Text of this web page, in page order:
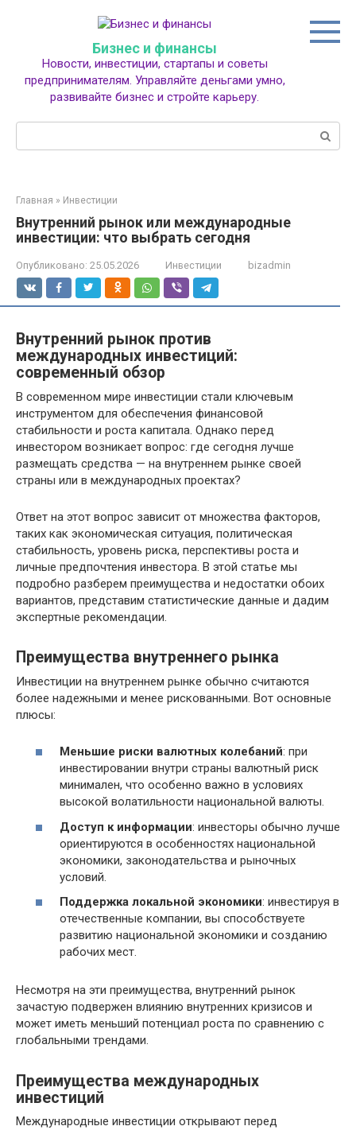
Бизнес и финансы
Новости, инвестиции, стартапы и советы
предпринимателям. Управляйте деньгами умно,
развивайте бизнес и стройте карьеру.
Главная » Инвестиции
Внутренний рынок или международные
инвестиции: что выбрать сегодня
Опубликовано: 25.05.2026 Инвестиции bizadmin
Внутренний рынок против
международных инвестиций:
современный обзор
В современном мире инвестиции стали ключевым
инструментом для обеспечения финансовой
стабильности и роста капитала. Однако перед
инвестором возникает вопрос: где сегодня лучше
размещать средства — на внутреннем рынке своей
страны или в международных проектах?
Ответ на этот вопрос зависит от множества факторов,
таких как экономическая ситуация, политическая
стабильность, уровень риска, перспективы роста и
личные предпочтения инвестора. В этой статье мы
подробно разберем преимущества и недостатки обоих
вариантов, представим статистические данные и дадим
экспертные рекомендации.
Преимущества внутреннего рынка
Инвестиции на внутреннем рынке обычно считаются
более надежными и менее рискованными. Вот основные
плюсы:
Меньшие риски валютных колебаний: при
инвестировании внутри страны валютный риск
минимален, что особенно важно в условиях
высокой волатильности национальной валюты.
Доступ к информации: инвесторы обычно лучше
ориентируются в особенностях национальной
экономики, законодательства и рыночных
условий.
Поддержка локальной экономики: инвестируя в
отечественные компании, вы способствуете
развитию национальной экономики и созданию
рабочих мест.
Несмотря на эти преимущества, внутренний рынок
зачастую подвержен влиянию внутренних кризисов и
может иметь меньший потенциал роста по сравнению с
глобальными трендами.
Преимущества международных
инвестиций
Международные инвестиции открывают перед